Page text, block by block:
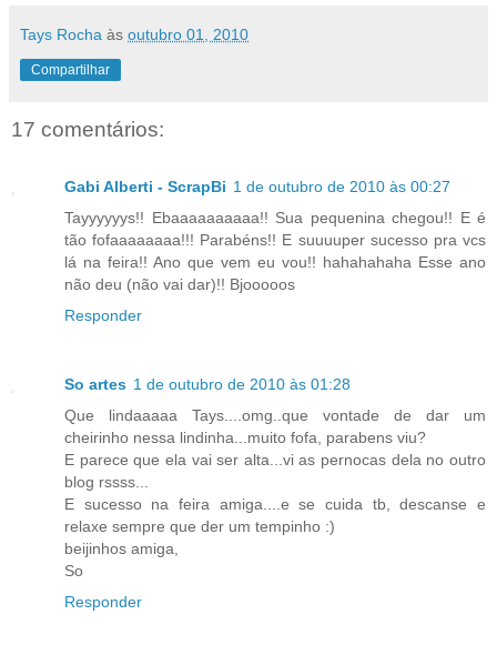
Tays Rocha às outubro 01, 2010
Compartilhar
17 comentários:
Gabi Alberti - ScrapBi 1 de outubro de 2010 às 00:27
Tayyyyyys!! Ebaaaaaaaaaa!! Sua pequenina chegou!! E é
tão fofaaaaaaaa!!! Parabéns!! E suuuuper sucesso pra vcs
lá na feira!! Ano que vem eu vou!! hahahahaha Esse ano
não deu (não vai dar)!! Bjooooos
Responder
So artes 1 de outubro de 2010 às 01:28
Que lindaaaaa Tays....omg..que vontade de dar um
cheirinho nessa lindinha...muito fofa, parabens viu?
E parece que ela vai ser alta...vi as pernocas dela no outro
blog rssss...
E sucesso na feira amiga....e se cuida tb, descanse e
relaxe sempre que der um tempinho :)
beijinhos amiga,
So
Responder